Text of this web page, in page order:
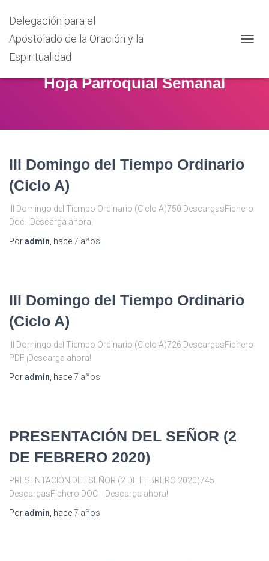
Delegación para el
Apostolado de la Oración y la
Espiritualidad
Hoja Parroquial Semanal
III Domingo del Tiempo Ordinario
(Ciclo A)
III Domingo del Tiempo Ordinario (Ciclo A)750 DescargasFichero
Doc. ¡Descarga ahora!
Poradmin , hace7 años
III Domingo del Tiempo Ordinario
(Ciclo A)
III Domingo del Tiempo Ordinario (Ciclo A)726 DescargasFichero
PDF ¡Descarga ahora!
Poradmin , hace7 años
PRESENTACIÓN DEL SEÑOR (2
DE FEBRERO 2020)
PRESENTACIÓN DEL SEÑOR (2 DE FEBRERO 2020)745
DescargasFichero DOC ¡Descarga ahora!
Poradmin , hace7 años